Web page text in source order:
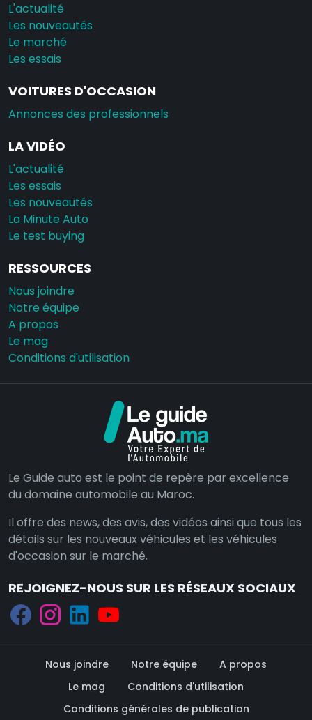
L'actualité
Les nouveautés
Le marché
Les essais
VOITURES D'OCCASION
Annonces des professionnels
LA VIDÉO
L'actualité
Les essais
Les nouveautés
La Minute Auto
Le test buying
RESSOURCES
Nous joindre
Notre équipe
A propos
Le mag
Conditions d'utilisation
Le Guide auto est le point de repère par excellence
du domaine automobile au Maroc.
Il offre des news, des avis, des vidéos ainsi que tous les
détails sur les nouveaux véhicules et les véhicules
d'occasion sur le marché.
REJOIGNEZ-NOUS SUR LES RÉSEAUX SOCIAUX
Nous joindre Notre équipe
A propos
Le mag
Conditions d'utilisation
Conditions générales de publication